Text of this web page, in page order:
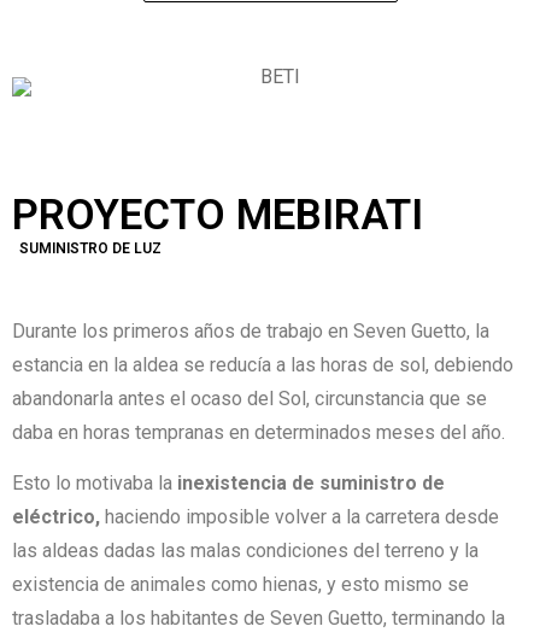
PROYECTO MEBIRATI
SUMINISTRO DE LUZ
Durante los primeros años de trabajo en Seven Guetto, la
estancia en la aldea se reducía a las horas de sol, debiendo
abandonarla antes el ocaso del Sol, circunstancia que se
daba en horas tempranas en determinados meses del año.
Esto lo motivaba la inexistencia de suministro de
eléctrico, haciendo imposible volver a la carretera desde
las aldeas dadas las malas condiciones del terreno y la
existencia de animales como hienas, y esto mismo se
trasladaba a los habitantes de Seven Guetto, terminando la